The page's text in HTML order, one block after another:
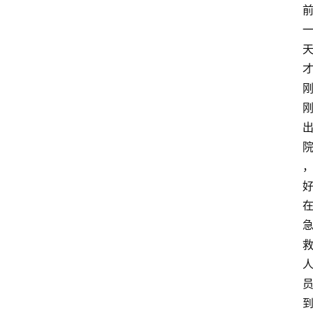
前
一
天
才
刚
刚
出
院
，
好
在
急
救
人
员
到